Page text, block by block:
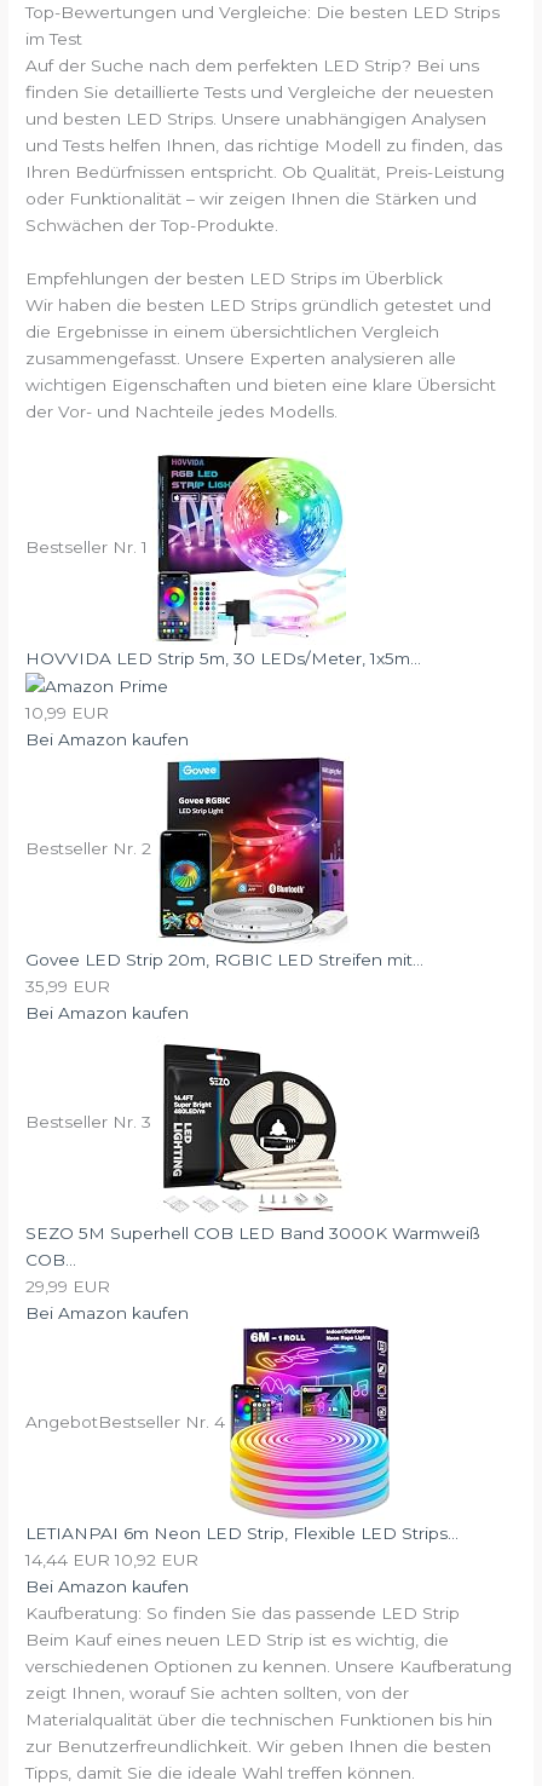
Top-Bewertungen und Vergleiche: Die besten LED Strips
im Test
Auf der Suche nach dem perfekten LED Strip? Bei uns
finden Sie detaillierte Tests und Vergleiche der neuesten
und besten LED Strips. Unsere unabhängigen Analysen
und Tests helfen Ihnen, das richtige Modell zu finden, das
Ihren Bedürfnissen entspricht. Ob Qualität, Preis-Leistung
oder Funktionalität – wir zeigen Ihnen die Stärken und
Schwächen der Top-Produkte.
Empfehlungen der besten LED Strips im Überblick
Wir haben die besten LED Strips gründlich getestet und
die Ergebnisse in einem übersichtlichen Vergleich
zusammengefasst. Unsere Experten analysieren alle
wichtigen Eigenschaften und bieten eine klare Übersicht
der Vor- und Nachteile jedes Modells.
Bestseller Nr. 1
HOVVIDA LED Strip 5m, 30 LEDs/Meter, 1x5m...
10,99 EUR
Bei Amazon kaufen
Bestseller Nr. 2
Govee LED Strip 20m, RGBIC LED Streifen mit...
35,99 EUR
Bei Amazon kaufen
Bestseller Nr. 3
SEZO 5M Superhell COB LED Band 3000K Warmweiß
COB...
29,99 EUR
Bei Amazon kaufen
AngebotBestseller Nr. 4
LETIANPAI 6m Neon LED Strip, Flexible LED Strips...
14,44 EUR 10,92 EUR
Bei Amazon kaufen
Kaufberatung: So finden Sie das passende LED Strip
Beim Kauf eines neuen LED Strip ist es wichtig, die
verschiedenen Optionen zu kennen. Unsere Kaufberatung
zeigt Ihnen, worauf Sie achten sollten, von der
Materialqualität über die technischen Funktionen bis hin
zur Benutzerfreundlichkeit. Wir geben Ihnen die besten
Tipps, damit Sie die ideale Wahl treffen können.